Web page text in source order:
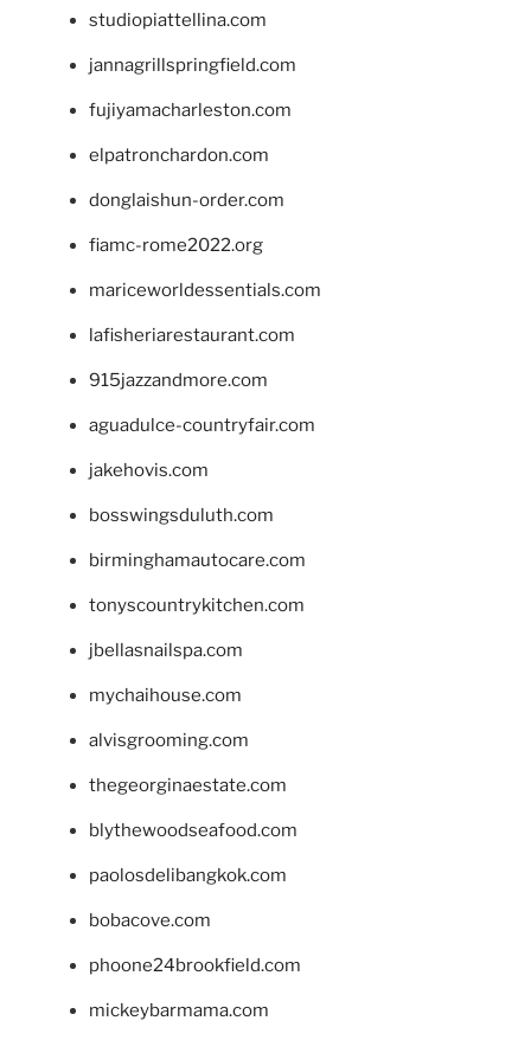
studiopiattellina.com
jannagrillspringfield.com
fujiyamacharleston.com
elpatronchardon.com
donglaishun-order.com
fiamc-rome2022.org
mariceworldessentials.com
lafisheriarestaurant.com
915jazzandmore.com
aguadulce-countryfair.com
jakehovis.com
bosswingsduluth.com
birminghamautocare.com
tonyscountrykitchen.com
jbellasnailspa.com
mychaihouse.com
alvisgrooming.com
thegeorginaestate.com
blythewoodseafood.com
paolosdelibangkok.com
bobacove.com
phoone24brookfield.com
mickeybarmama.com